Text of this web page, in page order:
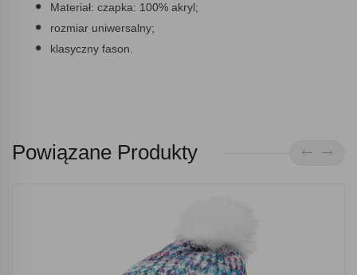
Materiał: czapka: 100% akryl;
rozmiar uniwersalny;
klasyczny fason.
Powiązane Produkty